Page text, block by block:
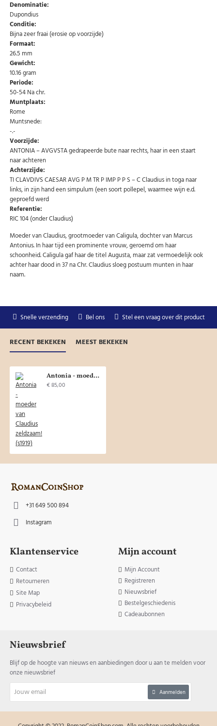
Abonneer u op onze nieuwsbrief
wekelijks een overzicht van de nieuwste munten en
speciale aanbiedingen.
U kunt zich op elk moment weer afmelden via de nieuwsbrief.
Uw gegevens worden niet gedeeld met derden
Niet meer opnieuw tonen.
Denominatie:
Dupondius
Conditie:
Bijna zeer fraai (erosie op voorzijde)
Formaat:
26.5 mm
Gewicht:
10.16 gram
Periode:
50-54 Na chr.
Muntplaats:
Rome
Muntsnede:
-.-
Voorzijde:
ANTONIA – AVGVSTA gedrapeerde bute naar rechts, haar in een staart
naar achteren
Achterzijde:
TI CLAVDIVS CAESAR AVG P M TR P IMP P P S – C Claudius in toga naar
links, in zijn hand een simpulum (een soort pollepel, waarmee wijn e.d.
geproefd werd
Referentie:
RIC 104 (onder Claudius)
Moeder van Claudius, grootmoeder van Caligula, dochter van Marcus
Antonius. In haar tijd een prominente vrouw, geroemd om haar
schoonheid. Caligula gaf haar de titel Augusta, maar zat vermoedelijk ook
achter haar dood in 37 na Chr. Claudius sloeg postuum munten in haar
naam.
Snelle verzending Bel ons Stel een vraag over dit product
RECENT BEKEKEN MEEST BEKEKEN
Antonia - moeder van Claudius zeldzaam! (s1919)
€ 85,00
+31 649 500 894
Instagram
Klantenservice
Contact
Retourneren
Site Map
Privacybeleid
Mijn account
Mijn Account
Registreren
Nieuwsbrief
Bestelgeschiedenis
Cadeaubonnen
Nieuwsbrief
Blijf op de hoogte van nieuws en aanbiedingen door u aan te melden voor
onze nieuwsbrief
email
Aanmelden